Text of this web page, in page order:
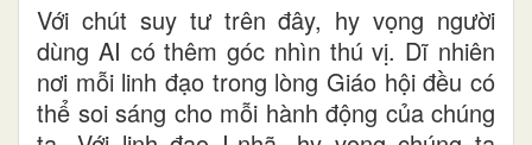
Với chút suy tư trên đây, hy vọng người
dùng AI có thêm góc nhìn thú vị. Dĩ nhiên
nơi mỗi linh đạo trong lòng Giáo hội đều có
thể soi sáng cho mỗi hành động của chúng